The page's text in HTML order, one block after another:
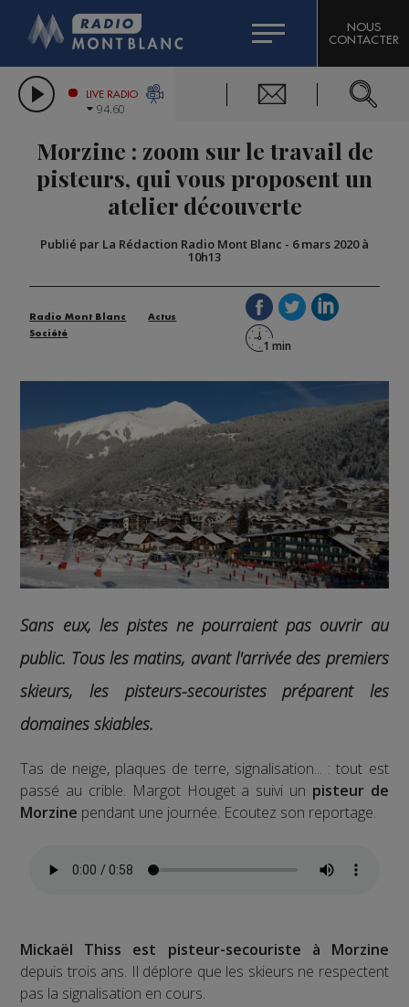
LES CHRONIQUES DE L'EXPERT
CITIZEN MACHINERY
GRAND MASSIF DOMAINES SKIABLES
BIGARD
COMPAGNIE DU MONT-BLANC
NOUS
CONTACTER
LIVE RADIO
94.60
Morzine : zoom sur le travail de
pisteurs, qui vous proposent un
atelier découverte
Publié par La Rédaction Radio Mont Blanc - 6 mars 2020 à
10h13
Radio Mont Blanc
Actus
Société
Sans eux, les pistes ne pourraient pas ouvrir au
public. Tous les matins, avant l'arrivée des premiers
skieurs, les pisteurs-secouristes préparent les
domaines skiables.
Tas de neige, plaques de terre, signalisation... : tout est
passé au crible. Margot Houget a suivi un pisteur de
Morzine pendant une journée. Ecoutez son reportage.
Mickaël Thiss est pisteur-secouriste à Morzine
depuis trois ans. Il déplore que les skieurs ne respectent
pas la signalisation en cours.